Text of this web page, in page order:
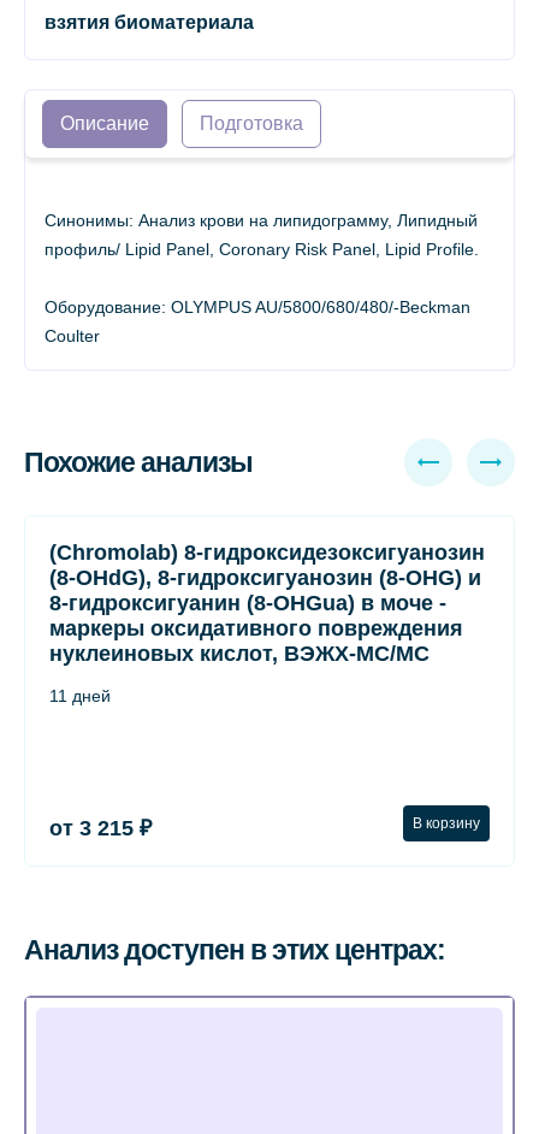
взятия биоматериала
Описание Подготовка
Синонимы: Анализ крови на липидограмму, Липидный
профиль/ Lipid Panel, Coronary Risk Panel, Lipid Profile.
Оборудование: OLYMPUS AU/5800/680/480/-Beckman
Coulter
Похожие анализы
(Chromolab) 8-гидроксидезоксигуанозин
(8-OHdG), 8-гидроксигуанозин (8-OHG) и
8-гидроксигуанин (8-OHGua) в моче -
маркеры оксидативного повреждения
нуклеиновых кислот, ВЭЖХ-МС/МС
11 дней
от 3 215 ₽ В корзину
Анализ доступен в этих центрах: